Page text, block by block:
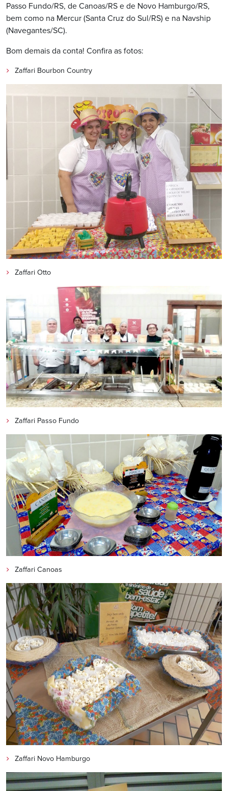
Passo Fundo/RS, de Canoas/RS e de Novo Hamburgo/RS,
bem como na Mercur (Santa Cruz do Sul/RS) e na Navship
(Navegantes/SC).
Bom demais da conta! Confira as fotos:
Zaffari Bourbon Country
Zaffari Otto
Zaffari Passo Fundo
Zaffari Canoas
Zaffari Novo Hamburgo